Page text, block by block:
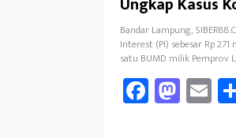
Interest PT LEB
Bandar Lampung,
Interest (PI) sebesar Rp
satu BUMD milik Pemprov
Fa
ce
M
as
E
m